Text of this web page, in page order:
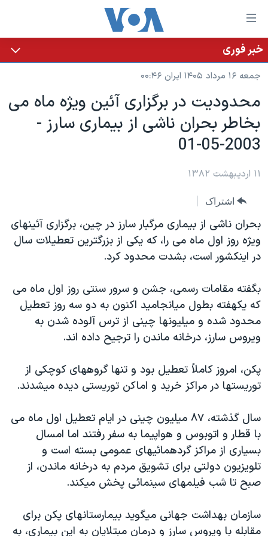
لینکهای
قابل
دسترسی
جهش
محتوای
اصلی
جهش
صفحه
جهش
جستجو
خانه
نسخه سبک وب‌سایت
موضوع ها
ایران
آمریکا
جهان
ویژه برنامه‌ها
ویدیوها
حقوق شهروندی
اقتصادی
علم و فناوری
اسرائیل در جنگ
گالری عکس
برنامه های تلویزیونی
جدول برنامه ها
صفحه‌های ویژه
۲۵۰سالگی آمریکا
بایگانی برنامه‌های تلویزیونی
انتخابات ریاست جمهوری آمریکا ۲۰۲۴
حمله جمهوری اسلامی به اسرائیل
رمز مهسا
ورزش زنان در ایران
اعتراضات زن، زندگی، آزادی
تریبونال مردمی آبان ۹۸
دادگاه حمید نوری
چهل سال گروگان‌گیری
اعتراضات مردمی آبان ۹۸
فرکانس‌های صدای آمریکا
یادگیری زبان انگلیسی
زبانهای مختلف
خبر فوری
جمعه ۱۶ مرداد ۱۴۰۵ ایران ۰۰:۴۶
محدوديت در برگزاری آئين ويژه ماه می
بخاطر بحران ناشی از بيماری سارز -
2003-05-01
۱۱ اردیبهشت ۱۳۸۲
اشتراک
بحران ناشی از بيماری مرگبار سارز در چين، برگزاری آئينهای
ويژه روز اول ماه می را، که يکی از بزرگترين تعطيلات سال
در اينکشور است، بشدت محدود کرد.
بگفته مقامات رسمی، جشن و سرور سنتی روز اول ماه می
که يکهفته بطول ميانجاميد اکنون به دو سه روز تعطيل
محدود شده و ميليونها چينی از ترس آلوده شدن به
ويروس سارز، درخانه ماندن را ترجيح داده اند.
پکن، امروز کاملاً تعطيل بود و تنها گروههای کوچکی از
توريستها در مراکز خريد و اماکن توريستی ديده ميشدند.
سال گذشته، ۸۷ ميليون چينی در ايام تعطيل اول ماه می
با قطار و اتوبوس و هواپيما به سفر رفتند اما امسال
بسياری از مراکز گردهمائيهای عمومی بسته است و
تلويزيون دولتی برای تشويق مردم به درخانه ماندن، از
صبح تا شب فيلمهای سينمائی پخش ميکند.
سازمان بهداشت جهانی ميگويد بيمارستانهای پکن برای
مقابله با ويروس سارز و درمان مبتلايان به اين بيماری، به